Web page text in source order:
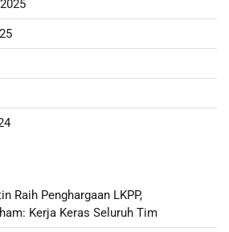
Raih Penghargaan LKPP,
Kerja Keras Seluruh Tim